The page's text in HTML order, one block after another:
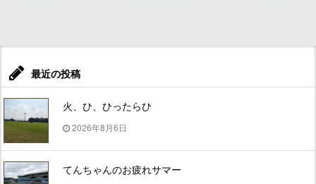
最近の投稿
火、ひ、ひったらひ
2026年8月6日
てんちゃんのお疲れサマー